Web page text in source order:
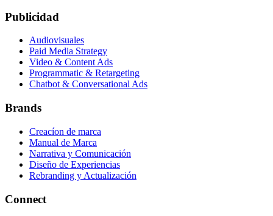
Publicidad
Audiovisuales
Paid Media Strategy
Video & Content Ads
Programmatic & Retargeting
Chatbot & Conversational Ads
Brands
Creacíon de marca
Manual de Marca
Narrativa y Comunicación
Diseño de Experiencias
Rebranding y Actualización
Connect